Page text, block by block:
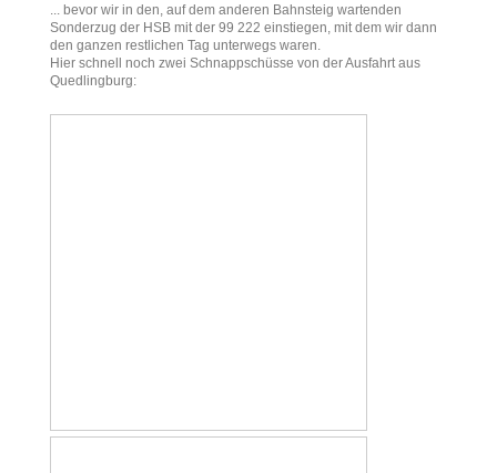
... bevor wir in den, auf dem anderen Bahnsteig wartenden
Sonderzug der HSB mit der 99 222 einstiegen, mit dem wir dann
den ganzen restlichen Tag unterwegs waren.
Hier schnell noch zwei Schnappschüsse von der Ausfahrt aus
Quedlingburg: